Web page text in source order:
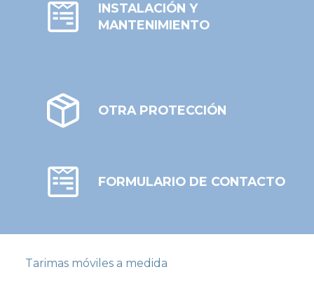
INSTALACIÓN Y
MANTENIMIENTO
OTRA PROTECCIÓN
FORMULARIO DE CONTACTO
Tarimas móviles a medida